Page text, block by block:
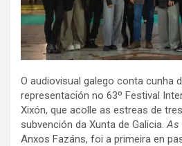
O audiovisual galego conta cunha
representación no 63º Festival
Xixón, que acolle as estreas de
subvención da Xunta de Galicia.As
Anxos Fazáns, foi a primeira en